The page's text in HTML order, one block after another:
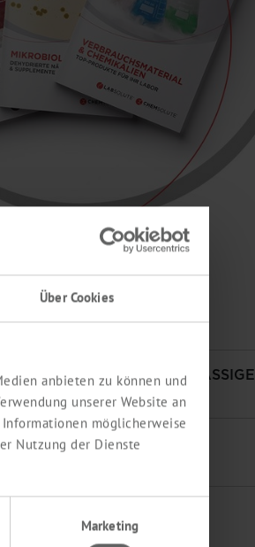
Über Cookies
anbieten zu können und
unserer Website an
möglicherweise
Nutzung der Dienste
Marketing
ODER AZ GESUCHT?
UND ERSTKLASSIGE
FORMULAR FÜR